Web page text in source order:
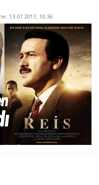
13.07.2017, 10:36